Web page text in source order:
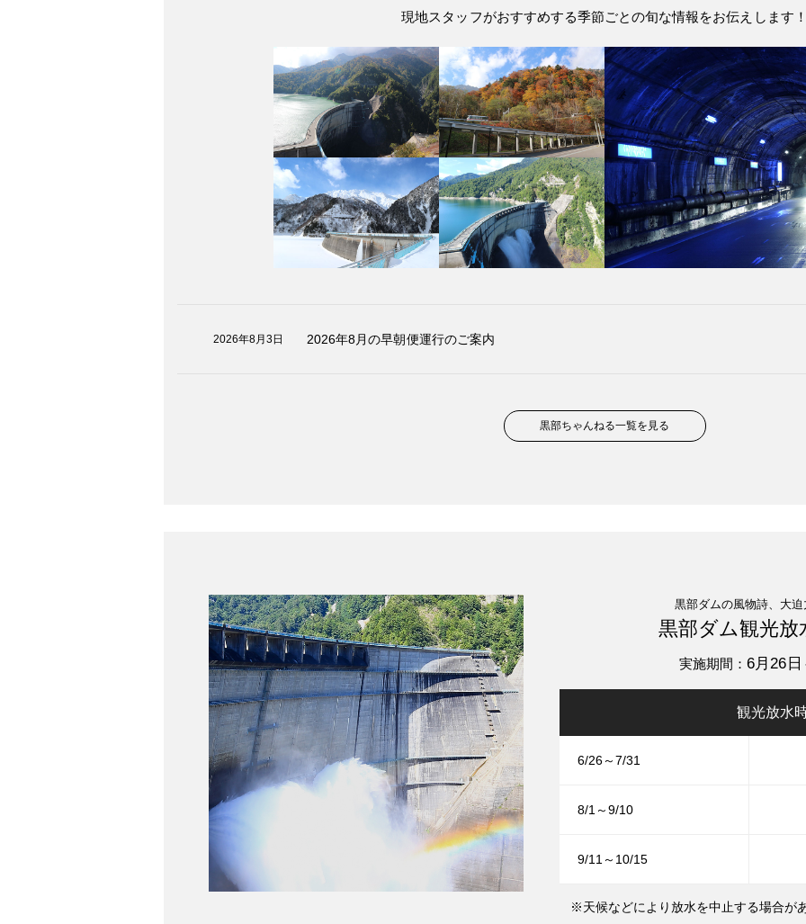
現地スタッフがおすすめする季節ごとの旬な情報をお伝えします
2026年8月3日 2026年8月の早朝便運行のご案内
黒部ちゃんねる一覧を見る
黒部ダムの風物詩、大
黒部ダム観光
実施期間：6月26日
観光放水
6/26～7/31
8/1～9/10
9/11～10/15
※天候などにより放水を中止する場合が